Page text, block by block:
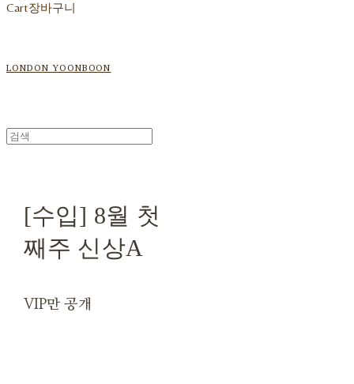
Cart장바구니
LONDON YOONBOON
[수입] 8월 첫
째주 신상A
VIP만 공개